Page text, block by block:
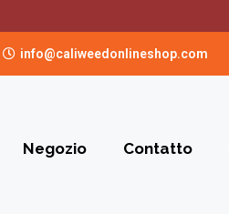
info@caliweedonlineshop.com
Negozio Contatto